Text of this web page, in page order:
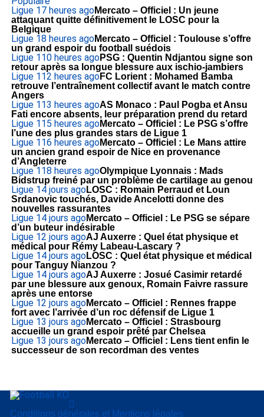
Ligue 17 heures agoMercato – Officiel : Un jeune
attaquant quitte définitivement le LOSC pour la
Belgique
Ligue 18 heures agoMercato – Officiel : Toulouse s’offre
un grand espoir du football suédois
Ligue 110 heures agoPSG : Quentin Ndjantou signe son
retour après sa longue blessure aux ischio-jambiers
Ligue 112 heures agoFC Lorient : Mohamed Bamba
retrouve l’entraînement collectif avant le match contre
Angers
Ligue 113 heures agoAS Monaco : Paul Pogba et Ansu
Fati encore absents, leur préparation prend du retard
Ligue 115 heures agoMercato – Officiel : Le PSG s’offre
l’une des plus grandes stars de Ligue 1
Ligue 116 heures agoMercato – Officiel : Le Mans attire
un ancien grand espoir de Nice en provenance
d’Angleterre
Ligue 118 heures agoOlympique Lyonnais : Mads
Bidstrup freiné par un problème de cartilage au genou
Ligue 14 jours agoLOSC : Romain Perraud et Loun
Srdanovic touchés, Davide Ancelotti donne des
nouvelles rassurantes
Ligue 14 jours agoMercato – Officiel : Le PSG se sépare
d’un buteur indésirable
Ligue 12 jours agoAJ Auxerre : Quel état physique et
médical pour Rémy Labeau-Lascary ?
Ligue 14 jours agoLOSC : Quel état physique et médical
pour Tanguy Nianzou ?
Ligue 14 jours agoAJ Auxerre : Josué Casimir retardé
par une blessure aux genoux, Romain Faivre rassure
après une entorse
Ligue 12 jours agoMercato – Officiel : Rennes frappe
fort avec l’arrivée d’un roc défensif de Ligue 1
Ligue 13 jours agoMercato – Officiel : Strasbourg
accueille un grand espoir prêté par Chelsea
Ligue 13 jours agoMercato – Officiel : Lens tient enfin le
successeur de son recordman des ventes
Conditions générales et Mentions légales